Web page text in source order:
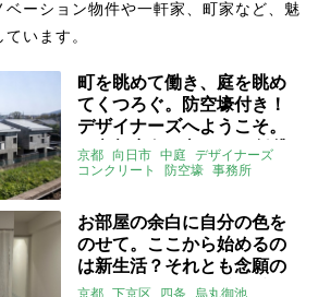
ーション物件や一軒家、町家など、魅
います。
町を眺めて働き、庭を眺め
てくつろぐ。防空壕付き！
デザイナーズへようこそ。
（京都府向日市40㎡の賃貸
物件）
京都 向日市 中庭 デザイナーズ
コンクリート
防空壕 事務所
お部屋の余白に自分の色を
のせて。ここから始めるの
は新生活？それとも念願の
小さなビジネス？(京都市下
京都 下京区 四条 烏丸御池